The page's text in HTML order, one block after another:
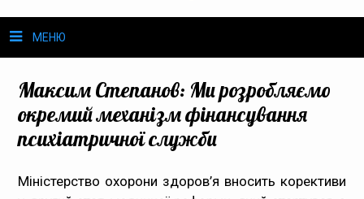
МЕНЮ
Громадське здоров’я
Максим Степанов: Ми розробляємо
окремий механізм фінансування
психіатричної служби
Міністерство охорони здоров’я вносить корективи